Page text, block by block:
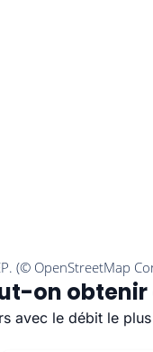
on
avec le débit le